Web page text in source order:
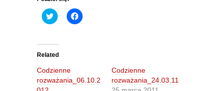
C
l
t
o
s
h
a
r
e
C
l
r
e
Related
Codzienne
rozważania_06.10.2
Codzienne
rozważania_24.03.11